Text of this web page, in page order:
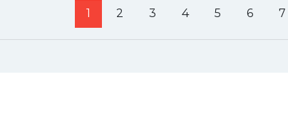
1 2 3 4 5 6 7